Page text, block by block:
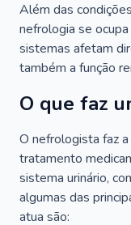
Além das
nefrologia se
sistemas afetam
também a função
O que faz
O nefrologista faz
tratamento
sistema urinário,
algumas das
atua são: